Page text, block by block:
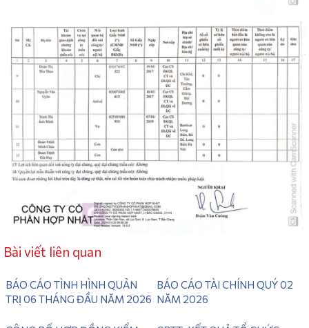
Bài viết liên quan
BÁO CÁO TÌNH HÌNH QUẢN
TRỊ 06 THÁNG ĐẦU NĂM 2026
BÁO CÁO TÀI CHÍNH QUÝ 02
NĂM 2026